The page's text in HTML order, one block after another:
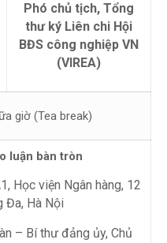
Phó chủ tịch, Tổng
thư ký Liên chi Hội
BĐS công nghiệp VN
(VIREA)
giờ (Tea break)
luận bàn tròn
Học viện Ngân hàng, 12
Đa, Hà Nội
– Bí thư đảng ủy, Chủ